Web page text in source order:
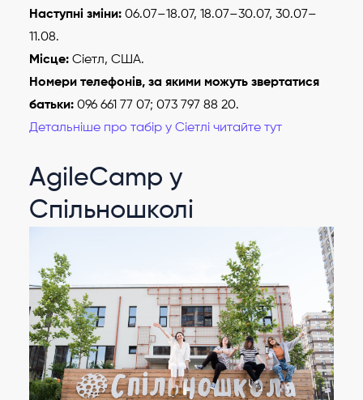
Наступні зміни: 06.07–18.07, 18.07–30.07, 30.07–
11.08.
Місце: Сіетл, США.
Номери телефонів, за якими можуть звертатися
батьки: 096 661 77 07; 073 797 88 20.
Детальніше про табір у Сіетлі читайте тут
AgileCamp у
Спільношколі